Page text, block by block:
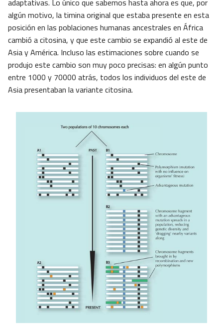
adaptativas. Lo único que sabemos hasta ahora es que, por
algún motivo, la timina original que estaba presente en esta
posición en las poblaciones humanas ancestrales en África
cambió a citosina, y que este cambio se expandió al este de
Asia y América. Incluso las estimaciones sobre cuando se
produjo este cambio son muy poco precisas: en algún punto
entre 1000 y 70000 atrás, todos los individuos del este de
Asia presentaban la variante citosina.